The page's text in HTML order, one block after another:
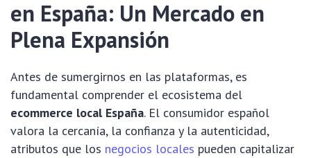
en España: Un Mercado en
Plena Expansión
Antes de sumergirnos en las plataformas, es
fundamental comprender el ecosistema del
ecommerce local España. El consumidor español
valora la cercanía, la confianza y la autenticidad,
atributos que los negocios locales pueden capitalizar